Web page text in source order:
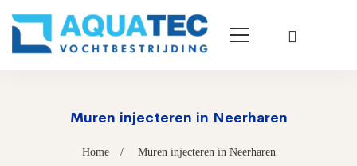
Muren injecteren in Neerharen
Home Muren injecteren in Neerharen